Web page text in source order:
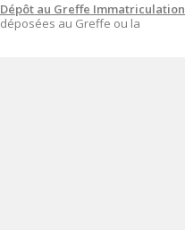
Dépôt au Greffe Immatriculation
déposées au Greffe ou la